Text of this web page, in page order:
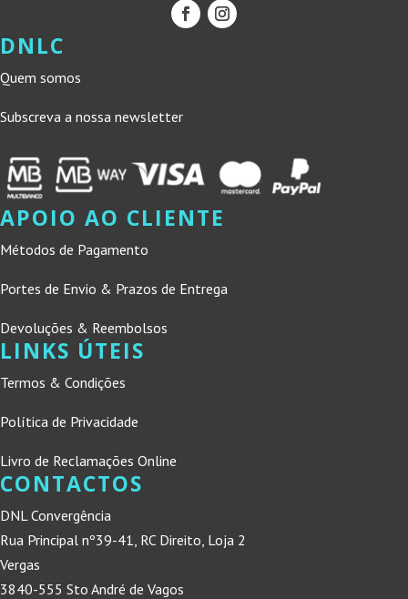
DNLC
Quem somos
Subscreva a nossa newsletter
APOIO AO CLIENTE
Métodos de Pagamento
Portes de Envio & Prazos de Entrega
Devoluções & Reembolsos
LINKS ÚTEIS
Termos & Condições
Política de Privacidade
Livro de Reclamações Online
CONTACTOS
DNL Convergência
Rua Principal nº39-41, RC Direito, Loja 2
Vergas
3840-555 Sto André de Vagos